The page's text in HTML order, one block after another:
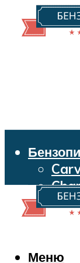
Меню